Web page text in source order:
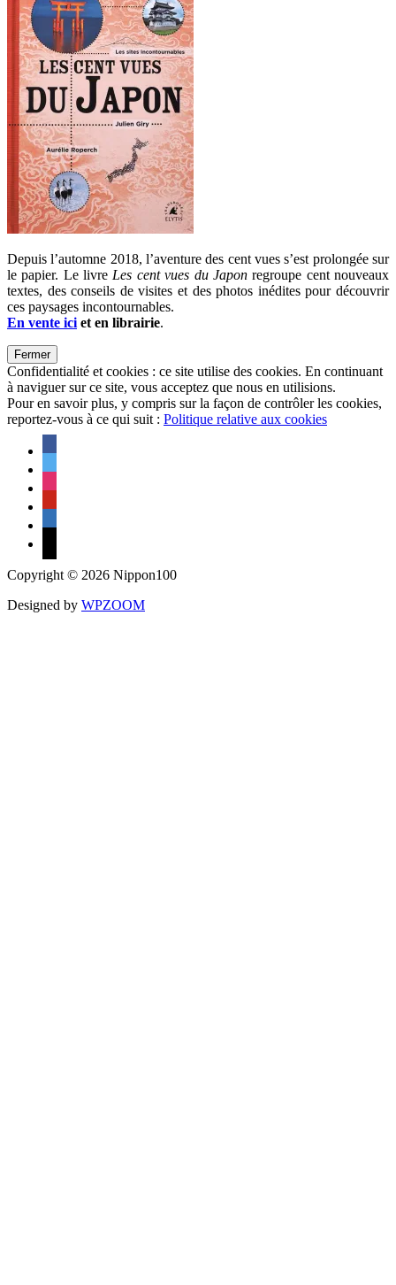
Depuis l’automne 2018, l’aventure des cent vues s’est prolongée sur
le papier. Le livre Les cent vues du Japonregroupe cent nouveaux
textes, des conseils de visites et des photos inédites pour découvrir
ces paysages incontournables.
En vente ici et en librairie.
Confidentialité et cookies : ce site utilise des cookies. En continuant
à naviguer sur ce site, vous acceptez que nous en utilisions.
Pour en savoir plus, y compris sur la façon de contrôler les cookies,
reportez-vous à ce qui suit : Politique relative aux cookies
Copyright © 2026 Nippon100
Designed by WPZOOM